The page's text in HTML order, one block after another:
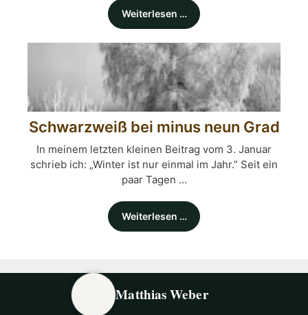
Weiterlesen …
Schwarzweiß bei minus neun Grad
In meinem letzten kleinen Beitrag vom 3. Januar
schrieb ich: „Winter ist nur einmal im Jahr.” Seit ein
paar Tagen ...
Weiterlesen …
Matthias Weber